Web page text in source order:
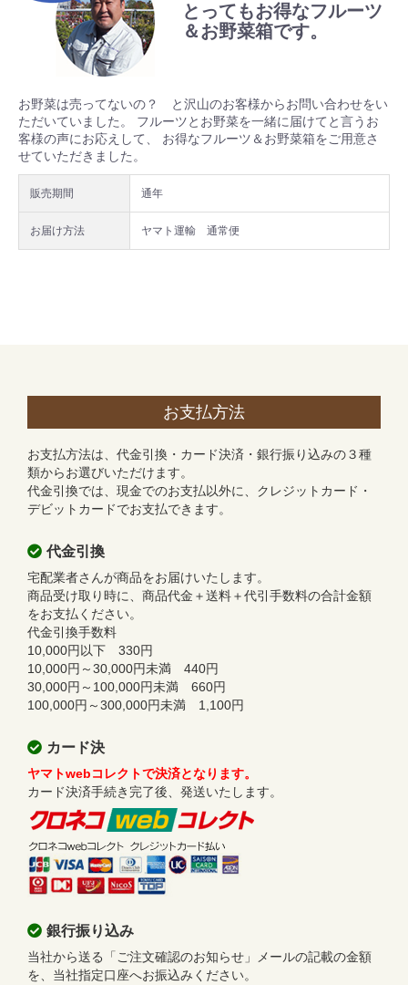
とってもお得なフルーツ
＆お野菜箱です。
お野菜は売ってないの？ と沢山のお客様からお問い合わせをい
ただいていました。 フルーツとお野菜を一緒に届けてと言うお
客様の声にお応えして、 お得なフルーツ＆お野菜箱をご用意さ
せていただきました。
販売期間 通年
お届け方法 ヤマト運輸 通常便
お支払方法
お支払方法は、代金引換・カード決済・銀行振り込みの３種
類からお選びいただけます。
代金引換では、現金でのお支払以外に、クレジットカード・
デビットカードでお支払できます。
代金引換
宅配業者さんが商品をお届けいたします。
商品受け取り時に、商品代金＋送料＋代引手数料の合計金額
をお支払ください。
代金引換手数料
10,000円以下 330円
10,000円～30,000円未満 440円
30,000円～100,000円未満 660円
100,000円～300,000円未満 1,100円
カード決
ヤマトwebコレクトで決済となります。
カード決済手続き完了後、発送いたします。
銀行振り込み
当社から送る「ご注文確認のお知らせ」メールの記載の金額
を、当社指定口座へお振込みください。